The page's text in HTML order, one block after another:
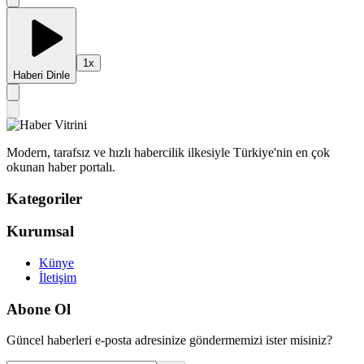
Haberi Dinle
1 x
Modern, tarafsız ve hızlı habercilik ilkesiyle Türkiye'nin en çok
okunan haber portalı.
Kategoriler
Kurumsal
Künye
İletişim
Abone Ol
Güncel haberleri e-posta adresinize göndermemizi ister misiniz?